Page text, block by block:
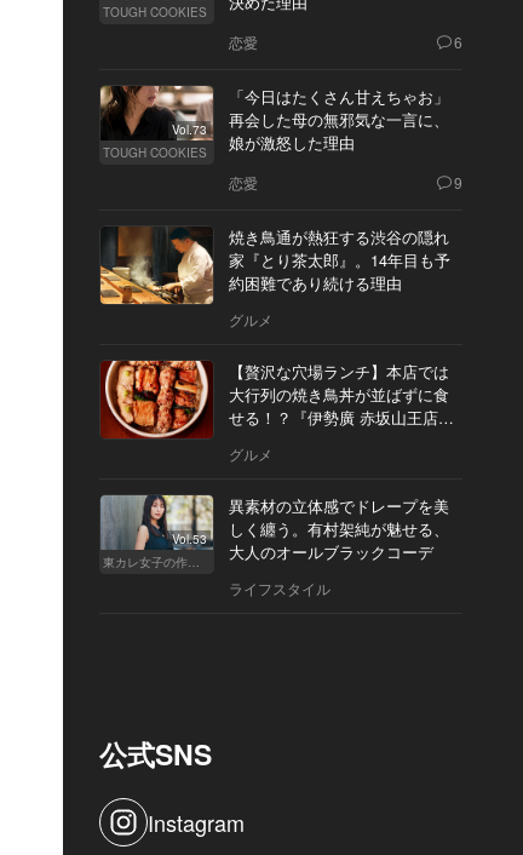
TOUGH COOKIES
恋愛 6
Vol.73
TOUGH COOKIES
「今日はたくさん甘えちゃお」
再会した母の無邪気な一言に、
娘が激怒した理由
恋愛 9
焼き鳥通が熱狂する渋谷の隠れ
家『とり茶太郎』。14年目も予
約困難であり続ける理由
グルメ
【贅沢な穴場ランチ】本店では
大行列の焼き鳥丼が並ばずに食
せる！？『伊勢廣 赤坂山王店』
グルメ
Vol.53
東カレ女子の作り方
異素材の立体感でドレープを美
しく纏う。有村架純が魅せる、
大人のオールブラックコーデ
ライフスタイル
公式SNS
Instagram